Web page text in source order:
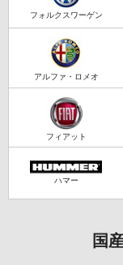
フォルクスワーゲン
アルファ・ロメオ
フィアット
ハマー
国